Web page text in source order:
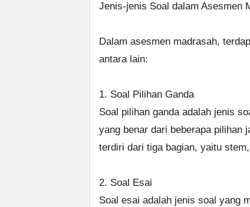
Jenis-jenis Soal dalam Asesmen
Dalam asesmen madrasah,
antara lain:
1. Soal Pilihan Ganda
Soal pilihan ganda adalah jenis
yang benar dari beberapa pilihan
terdiri dari tiga bagian, yaitu
2. Soal Esai
Soal esai adalah jenis soal yang